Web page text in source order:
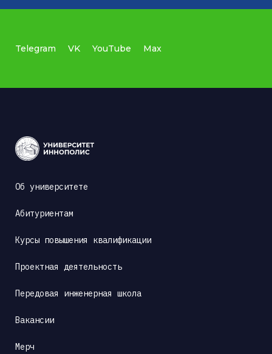
Telegram VK YouTube Max
Об университете
Абитуриентам
Курсы повышения квалификации
Проектная деятельность
Передовая инженерная школа
Вакансии
Мерч